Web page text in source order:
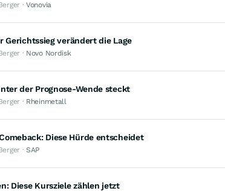
·Vonovia
Gerichtssieg verändert die Lage
· Novo Nordisk
der Prognose-Wende steckt
· Rheinmetall
Diese Hürde entscheidet
·SAP
Diese Kursziele zählen jetzt